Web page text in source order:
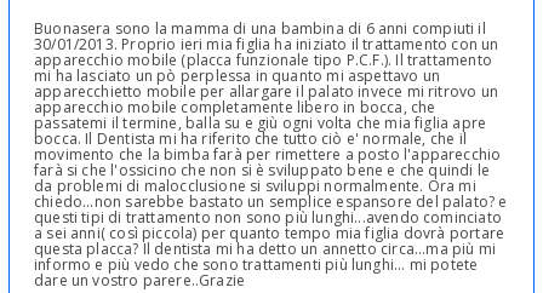
Buonasera sono la mamma di una bambina di 6 anni compiuti il
30/01/2013. Proprio ieri mia figlia ha iniziato il trattamento con un
apparecchio mobile (placca funzionale tipo P.C.F.). Il trattamento
mi ha lasciato un pò perplessa in quanto mi aspettavo un
apparecchietto mobile per allargare il palato invece mi ritrovo un
apparecchio mobile completamente libero in bocca, che
passatemi il termine, balla su e giù ogni volta che mia figlia apre
bocca. Il Dentista mi ha riferito che tutto ciò e' normale, che il
movimento che la bimba farà per rimettere a posto l'apparecchio
farà si che l'ossicino che non si è sviluppato bene e che quindi le
da problemi di malocclusione si sviluppi normalmente. Ora mi
chiedo...non sarebbe bastato un semplice espansore del palato? e
questi tipi di trattamento non sono più lunghi...avendo cominciato
a sei anni( così piccola) per quanto tempo mia figlia dovrà portare
questa placca? Il dentista mi ha detto un annetto circa...ma più mi
informo e più vedo che sono trattamenti più lunghi... mi potete
dare un vostro parere..Grazie